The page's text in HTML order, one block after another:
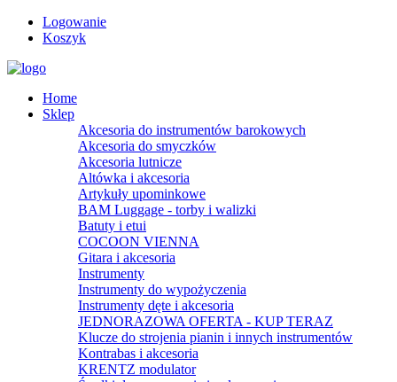
Logowanie
Koszyk
Home
Sklep
Akcesoria do instrumentów barokowych
Akcesoria do smyczków
Akcesoria lutnicze
Altówka i akcesoria
Artykuły upominkowe
BAM Luggage - torby i walizki
Batuty i etui
COCOON VIENNA
Gitara i akcesoria
Instrumenty
Instrumenty do wypożyczenia
Instrumenty dęte i akcesoria
JEDNORAZOWA OFERTA - KUP TERAZ
Klucze do strojenia pianin i innych instrumentów
Kontrabas i akcesoria
KRENTZ modulator